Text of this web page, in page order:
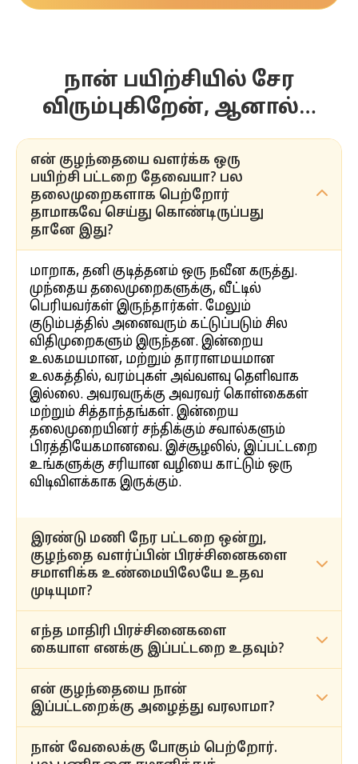
நான் பயிற்சியில் சேர
விரும்புகிறேன், ஆனால்…
என் குழந்தையை வளர்க்க ஒரு
பயிற்சி பட்டறை தேவையா? பல
தலைமுறைகளாக பெற்றோர்
தாமாகவே செய்து கொண்டிருப்பது
தானே இது?
மாறாக, தனி குடித்தனம் ஒரு நவீன கருத்து.
முந்தைய தலைமுறைகளுக்கு, வீட்டில்
பெரியவர்கள் இருந்தார்கள். மேலும்
குடும்பத்தில் அனைவரும் கட்டுப்படும் சில
விதிமுறைகளும் இருந்தன. இன்றைய
உலகமயமான, மற்றும் தாராளமயமான
உலகத்தில், வரம்புகள் அவ்வளவு தெளிவாக
இல்லை. அவரவருக்கு அவரவர் கொள்கைகள்
மற்றும் சித்தாந்தங்கள். இன்றைய
தலைமுறையினர் சந்திக்கும் சவால்களும்
பிரத்தியேகமானவை. இச்சூழலில், இப்பட்டறை
உங்களுக்கு சரியான வழியை காட்டும் ஒரு
விடிவிளக்காக இருக்கும்.
இரண்டு மணி நேர பட்டறை ஒன்று,
குழந்தை வளர்ப்பின் பிரச்சினைகளை
சமாளிக்க உண்மையிலேயே உதவ
முடியுமா?
குழந்தை வளர்ப்பு என்பது வாழ்நாள் முழுவதும்
தொடரக் கூடிய ஒன்று. எனினும், இந்த இரண்டு
மணி நேரத்தில், குழந்தைகளின் நடத்தை
சார்ந்த பிரச்சினைகளின் அடிப்படை காரணத்தை
நாம் ஆராய்வோம். மேலும், அவர்கள் தன் முழு
திறனை எட்டுவதற்கு உதவ தேவையான
புரிதலை நீங்கள் பெற உதவுவோம். உங்கள்
குழந்தைகள் பெரியவர்களாக வளர, வளர,
எந்த மாதிரி பிரச்சினைகளை
கையாள எனக்கு இப்பட்டறை உதவும்?
உணவு பழக்கம், நடத்தை சார்ந்த பிரச்சினைகள்,
தொழில் தேர்வு (கரியர் சாய்ஸ்), சகாக்களின்
அழுத்தம், தகவல்தொடர்பு மற்றும் புரிதல்
இடைவெளிகள் (கம்யூனிகேஷன் கேப்),
என் குழந்தையை நான்
இப்பட்டறைக்கு அழைத்து வரலாமா?
இது பெற்றோருக்கு மட்டுமே ஆனது.
நான் வேலைக்கு போகும் பெற்றோர்.